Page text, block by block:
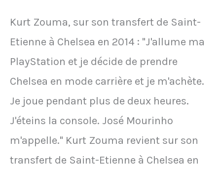
2014
Kurt Zouma, sur son transfert de Saint-
Etienne à Chelsea en 2014 : "J'allume ma
PlayStation et je décide de prendre
Chelsea en mode carrière et je m'achète.
Je joue pendant plus de deux heures.
J'éteins la console. José Mourinho
m'appelle." Kurt Zouma revient sur son
transfert de Saint-Etienne à Chelsea en